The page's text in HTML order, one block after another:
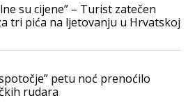
su cijene” – Turist zatečen
tri pića na ljetovanju u Hrvatskoj
petu noć prenoćilo
rudara